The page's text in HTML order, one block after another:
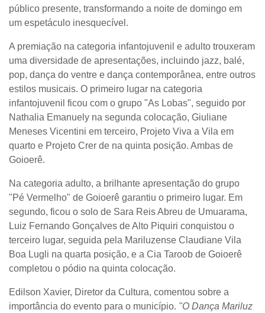
público presente, transformando a noite de domingo em
um espetáculo inesquecível.
A premiação na categoria infantojuvenil e adulto trouxeram
uma diversidade de apresentações, incluindo jazz, balé,
pop, dança do ventre e dança contemporânea, entre outros
estilos musicais. O primeiro lugar na categoria
infantojuvenil ficou com o grupo "As Lobas", seguido por
Nathalia Emanuely na segunda colocação, Giuliane
Meneses Vicentini em terceiro, Projeto Viva a Vila em
quarto e Projeto Crer de na quinta posição. Ambas de
Goioerê.
Na categoria adulto, a brilhante apresentação do grupo
"Pé Vermelho" de Goioerê garantiu o primeiro lugar. Em
segundo, ficou o solo de Sara Reis Abreu de Umuarama,
Luiz Fernando Gonçalves de Alto Piquiri conquistou o
terceiro lugar, seguida pela Mariluzense Claudiane Vila
Boa Lugli na quarta posição, e a Cia Taroob de Goioerê
completou o pódio na quinta colocação.
Edilson Xavier, Diretor da Cultura, comentou sobre a
importância do evento para o município. "O Dança Mariluz